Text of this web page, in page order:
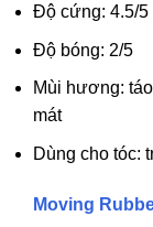
Độ cứng: 4.5/5
Độ bóng: 2/5
Mùi hương:
mát
Dùng cho tóc:
Moving